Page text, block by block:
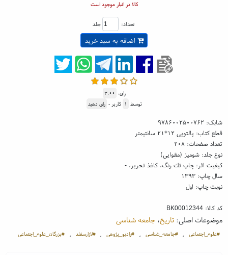
کالا در انبار موجود است
تعداد: جلد
اضافه به سبد خرید
رای: ۳.۰۰
توسط ۱ کاربر - رای دهید
شابک: ۹۷۸۶۰۰۲۵۰۰۷۶۲
قطع کتاب: پالتویی ۱۲*۲۱ سانتیمتر
تعداد صفحات: ۲۰۸
نوع جلد: شومیز (مقوایی)
کیفیت اثر: چاپ تك رنگ، کاغذ تحریر، -
سال چاپ: ۱۳۹۳
نوبت چاپ: اول
کد کالا:BK00012344
موضوعات اصلی:تاریخ،جامعه شناسی
#علوم_اجتماعی ، #جامعه_شناسی ، #رادیو_پژوهی ، #لازارسفلد ، #بزرگان_علوم_اجتماعی